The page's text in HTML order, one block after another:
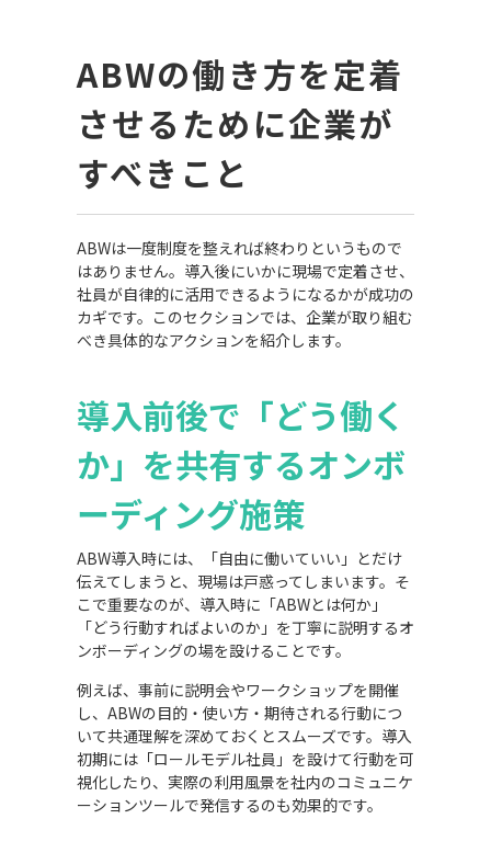
ABWの働き方を定着
させるために企業が
すべきこと
ABWは一度制度を整えれば終わりというもので
はありません。導入後にいかに現場で定着させ、
社員が自律的に活用できるようになるかが成功の
カギです。このセクションでは、企業が取り組む
べき具体的なアクションを紹介します。
導入前後で「どう働く
か」を共有するオンボ
ーディング施策
ABW導入時には、「自由に働いていい」とだけ
伝えてしまうと、現場は戸惑ってしまいます。そ
こで重要なのが、導入時に「ABWとは何か」
「どう行動すればよいのか」を丁寧に説明するオ
ンボーディングの場を設けることです。
例えば、事前に説明会やワークショップを開催
し、ABWの目的・使い方・期待される行動につ
いて共通理解を深めておくとスムーズです。導入
初期には「ロールモデル社員」を設けて行動を可
視化したり、実際の利用風景を社内のコミュニケ
ーションツールで発信するのも効果的です。